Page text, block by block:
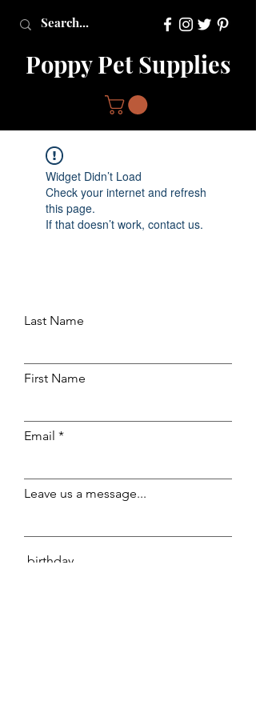
Poppy Pet Supplies
Widget Didn’t Load
Check your internet and refresh
this page.
If that doesn’t work, contact us.
Last Name
First Name
Email
Leave us a message...